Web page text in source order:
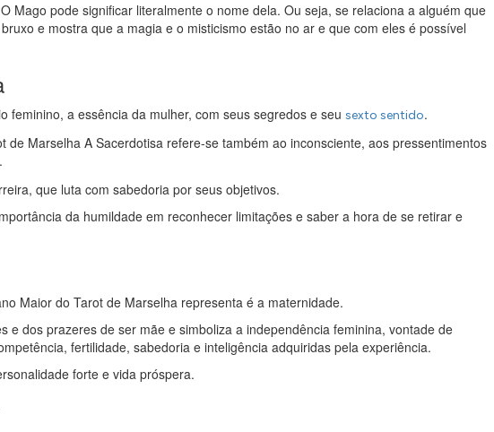
Mago pode significar literalmente o nome dela. Ou seja, se relaciona a alguém que
e mostra que a magia e o misticismo estão no ar e que com eles é possível
feminino, a essência da mulher, com seus segredos e seu sexto sentido.
de Marselha A Sacerdotisa refere-se também ao inconsciente, aos pressentimentos
.
que luta com sabedoria por seus objetivos.
da humildade em reconhecer limitações e saber a hora de se retirar e
Maior do Tarot de Marselha representa é a maternidade.
e dos prazeres de ser mãe e simboliza a independência feminina, vontade de
fertilidade, sabedoria e inteligência adquiridas pela experiência.
forte e vida próspera.